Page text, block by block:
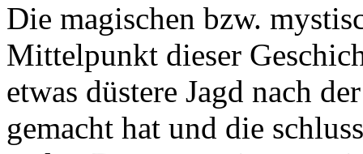
Die magischen bzw.
Mittelpunkt dieser
etwas düstere Jagd nach
gemacht hat und die